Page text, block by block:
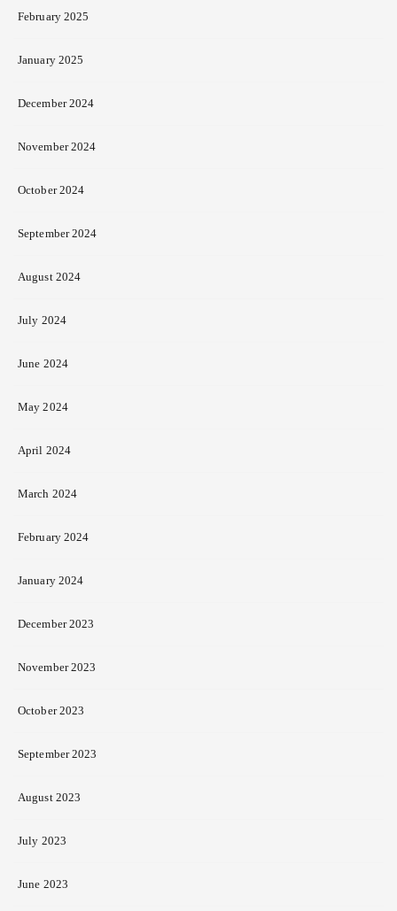
February 2025
January 2025
December 2024
November 2024
October 2024
September 2024
August 2024
July 2024
June 2024
May 2024
April 2024
March 2024
February 2024
January 2024
December 2023
November 2023
October 2023
September 2023
August 2023
July 2023
June 2023